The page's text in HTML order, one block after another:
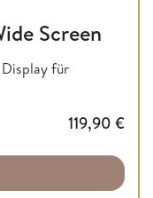
Screen
für
119,90 €